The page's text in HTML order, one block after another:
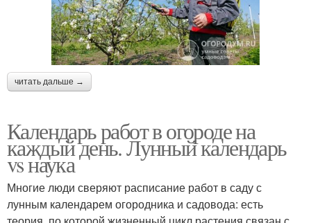
читать дальше →
Календарь работ в огороде на
каждый день. Лунный календарь
vs наука
Многие люди сверяют расписание работ в саду с
лунным календарем огородника и садовода: есть